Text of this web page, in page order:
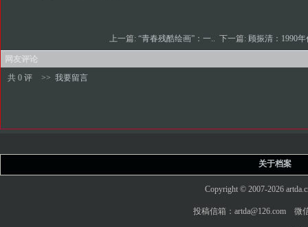
上一篇: “青春残酷绘画”：一.. 下一篇: 顾振清：1990
网友评论
共 0 评
>> 我要留言
关于档案
Copyright © 2007-2026
投稿信箱：artda@126.com 微